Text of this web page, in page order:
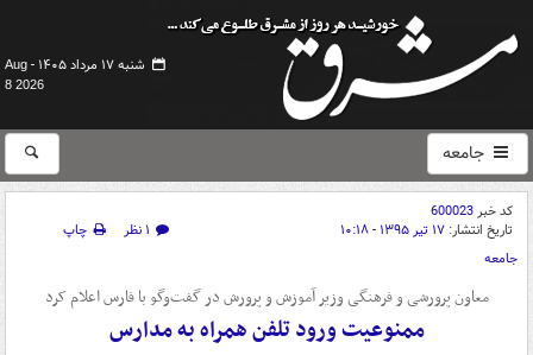
شنبه ۱۷ مرداد ۱۴۰۵ -
Aug
8 2026
جامعه
کد خبر600023
تاریخ انتشار: ۱۷ تیر ۱۳۹۵ - ۱۰:۱۸ ۱ نظر
چاپ
جامعه
معاون پرورشی و فرهنگی وزیر آموزش و پرورش در گفت‌وگو با فارس اعلام کرد
ممنوعیت ورود تلفن همراه به مدارس